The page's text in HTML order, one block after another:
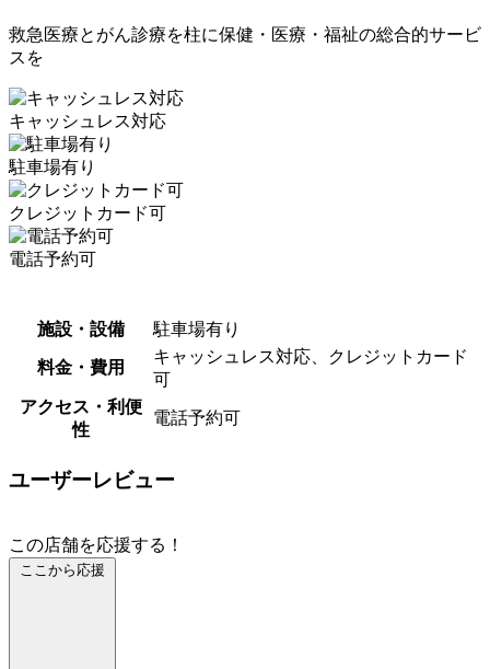
救急医療とがん診療を柱に保健・医療・福祉の総合的サービ
スを
キャッシュレス対応
駐車場有り
クレジットカード可
電話予約可
施設・設備 駐車場有り
料金・費用
キャッシュレス対応、クレジットカード
可
アクセス・利便
性
電話予約可
ユーザーレビュー
この店舗を応援する！
ここから応援